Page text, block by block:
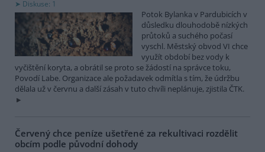
Diskuse: 1
Potok Bylanka v Pardubicích v
důsledku dlouhodobě nízkých
průtoků a suchého počasí
vyschl. Městský obvod VI chce
využít období bez vody k
vyčištění koryta, a obrátil se proto se žádostí na správce toku,
Povodí Labe. Organizace ale požadavek odmítla s tím, že údržbu
dělala už v červnu a další zásah v tuto chvíli neplánuje, zjistila ČTK.
Červený chce peníze ušetřené za rekultivaci rozdělit
obcím podle původní dohody